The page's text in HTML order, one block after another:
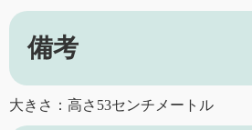
備考
大きさ：高さ53センチメートル